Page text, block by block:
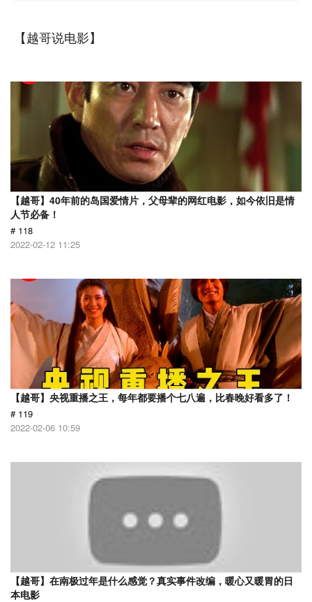
【越哥说电影】
【越哥】40年前的岛国爱情片，父母辈的网红电影，如今依旧是情
人节必备！
# 118
2022-02-12 11:25
【越哥】央视重播之王，每年都要播个七八遍，比春晚好看多了！
# 119
2022-02-06 10:59
【越哥】在南极过年是什么感觉？真实事件改编，暖心又暖胃的日
本电影